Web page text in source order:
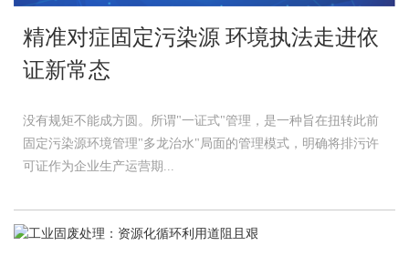
精准对症固定污染源 环境执法走进依
证新常态
没有规矩不能成方圆。所谓"一证式"管理，是一种旨在扭转此前
固定污染源环境管理"多龙治水"局面的管理模式，明确将排污许
可证作为企业生产运营期...